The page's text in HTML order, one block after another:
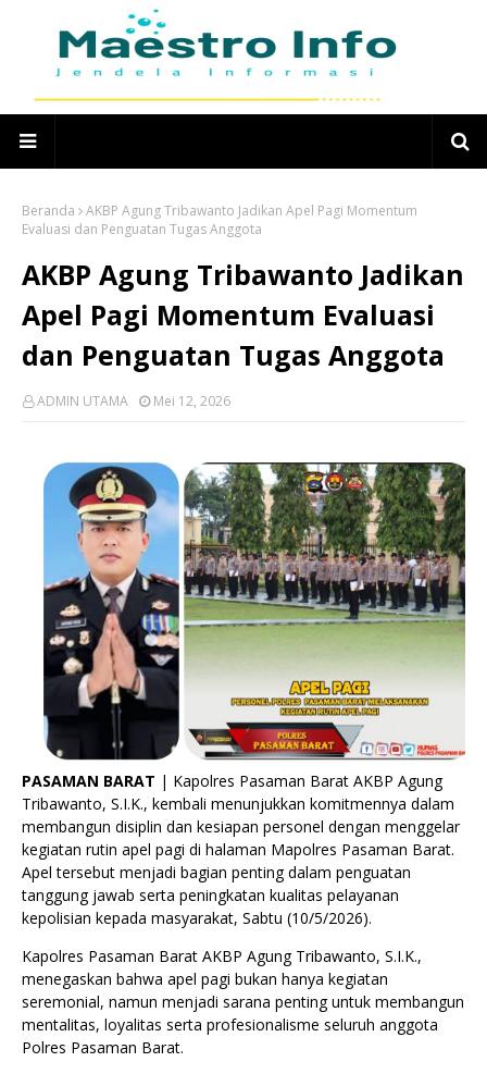
Beranda
AKBP Agung Tribawanto Jadikan Apel Pagi Momentum
Evaluasi dan Penguatan Tugas Anggota
AKBP Agung Tribawanto Jadikan
Apel Pagi Momentum Evaluasi
dan Penguatan Tugas Anggota
ADMIN UTAMA Mei 12, 2026
PASAMAN BARAT | Kapolres Pasaman Barat AKBP Agung
Tribawanto, S.I.K., kembali menunjukkan komitmennya dalam
membangun disiplin dan kesiapan personel dengan menggelar
kegiatan rutin apel pagi di halaman Mapolres Pasaman Barat.
Apel tersebut menjadi bagian penting dalam penguatan
tanggung jawab serta peningkatan kualitas pelayanan
kepolisian kepada masyarakat, Sabtu (10/5/2026).
Kapolres Pasaman Barat AKBP Agung Tribawanto, S.I.K.,
menegaskan bahwa apel pagi bukan hanya kegiatan
seremonial, namun menjadi sarana penting untuk membangun
mentalitas, loyalitas serta profesionalisme seluruh anggota
Polres Pasaman Barat.